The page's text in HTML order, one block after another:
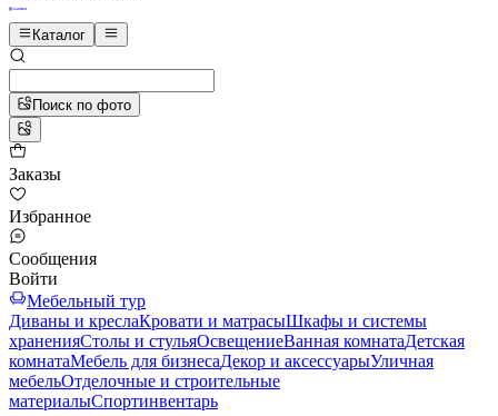
Каталог
Поиск по фото
Заказы
Избранное
Сообщения
Войти
Мебельный тур
Диваны и креслаКровати и матрасыШкафы и системы
храненияСтолы и стульяОсвещениеВанная комнатаДетская
комнатаМебель для бизнесаДекор и аксессуарыУличная
мебельОтделочные и строительные
материалыСпортинвентарь